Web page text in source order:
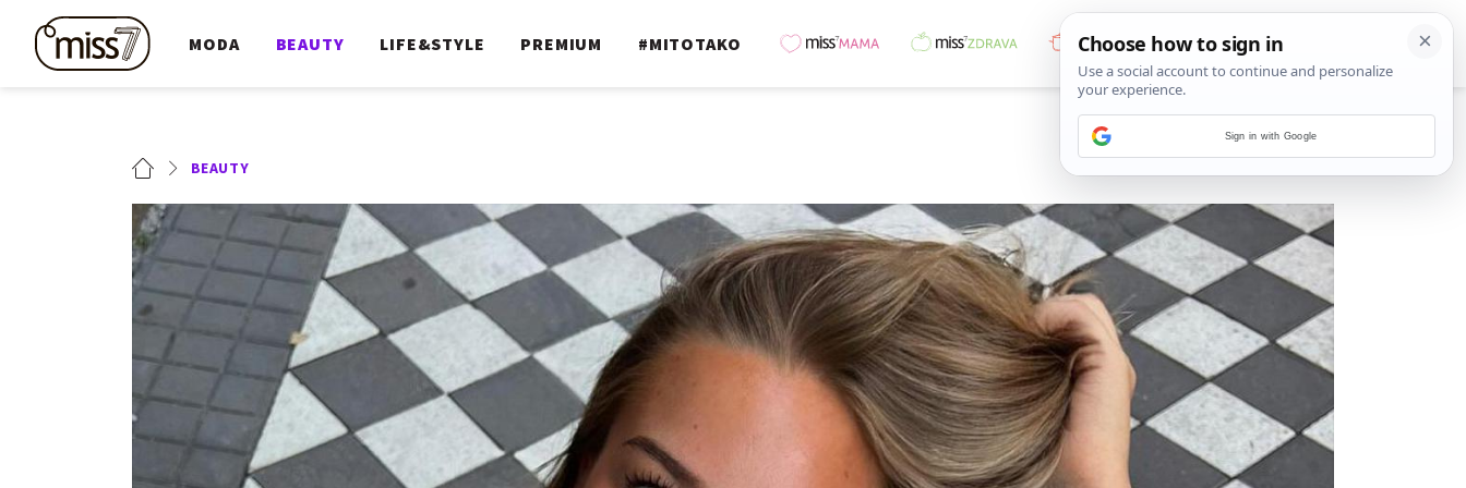
MODA BEAUTY LIFE&STYLE PREMIUM #MITOTAKO
BEAUTY
Sign in with Google